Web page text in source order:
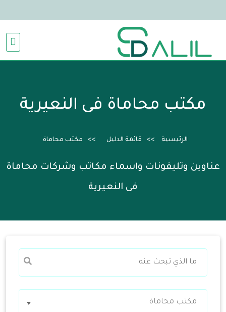
مكتب محاماة فى النعيرية
الرئيسية قائمة الدليل مكتب محاماة
عناوين وتليفونات واسماء مكاتب وشركات محاماة
فى النعيرية
مكتب محاماة